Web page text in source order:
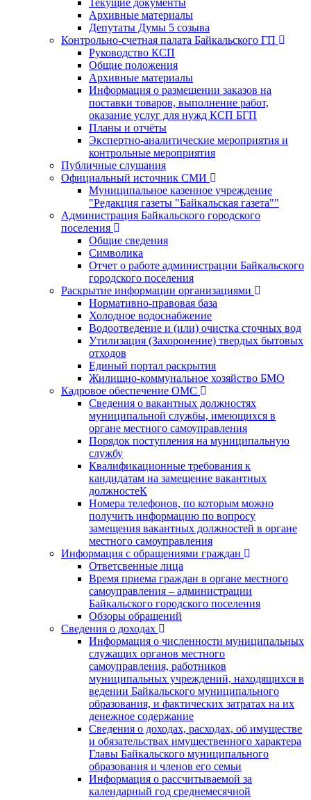
Архивные материалы
Депутаты Думы 5 созыва
Контрольно-счетная палата Байкальского ГП
Руководство КСП
Общие положения
Архивные материалы
Информация о размещении заказов на
поставки товаров, выполнение работ,
оказание услуг для нужд КСП БГП
Планы и отчёты
Экспертно-аналитические мероприятия и
контрольные мероприятия
Публичные слушания
Официальный источник СМИ
Муниципальное казенное учреждение
"Редакция газеты "Байкальская газета""
Администрация Байкальского городского
поселения
Общие сведения
Символика
Отчет о работе администрации Байкальского
городского поселения
Раскрытие информации организациями
Нормативно-правовая база
Холодное водоснабжение
Водоотведение и (или) очистка сточных вод
Утилизация (Захоронение) твердых бытовых
отходов
Единый портал раскрытия
Жилищно-коммунальное хозяйство БМО
Кадровое обеспечение ОМС
Сведения о вакантных должностях
муниципальной службы, имеющихся в
органе местного самоуправления
Порядок поступления на муниципальную
службу
Квалификационные требования к
кандидатам на замещение вакантных
должностеК
Номера телефонов, по которым можно
получить информацию по вопросу
замещения вакантных должностей в органе
местного самоуправления
Информация с обращениями граждан
Ответсвенные лица
Время приема граждан в органе местного
самоуправления – администрации
Байкальского городского поселения
Обзоры обращений
Сведения о доходах
Информация о численности муниципальных
служащих органов местного
самоуправления, работников
муниципальных учреждений, находящихся в
ведении Байкальского муниципального
образования, и фактических затратах на их
денежное содержание
Сведения о доходах, расходах, об имуществе
и обязательствах имущественного характера
Главы Байкальского муниципального
образования и членов его семьи
Информация о рассчитываемой за
календарный год среднемесячной